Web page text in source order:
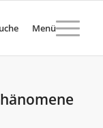
Menü